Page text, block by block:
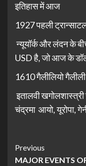
इतिहास में आज
1927 पहली
न्यूयॉर्क और लंदन के
USD है, जो आज के
1610 गैलीलियो
इतालवी
चंद्रमा आयो, यूरोपा,
Previous
MAJOR EVENTS